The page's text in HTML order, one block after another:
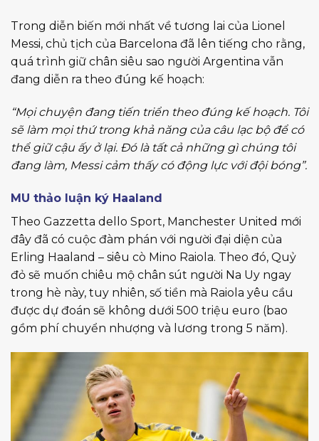
Trong diễn biến mới nhất về tương lai của Lionel
Messi, chủ tịch của Barcelona đã lên tiếng cho rằng,
quá trình giữ chân siêu sao người Argentina vẫn
đang diễn ra theo đúng kế hoạch:
“Mọi chuyện đang tiến triển theo đúng kế hoạch. Tôi
sẽ làm mọi thứ trong khả năng của câu lạc bộ để có
thể giữ cậu ấy ở lại. Đó là tất cả những gì chúng tôi
đang làm, Messi cảm thấy có động lực với đội bóng”.
MU thảo luận ký Haaland
Theo Gazzetta dello Sport, Manchester United mới
đây đã có cuộc đàm phán với người đại diện của
Erling Haaland – siêu cò Mino Raiola. Theo đó, Quỷ
đỏ sẽ muốn chiêu mộ chân sút người Na Uy ngay
trong hè này, tuy nhiên, số tiền mà Raiola yêu cầu
được dự đoán sẽ không dưới 500 triệu euro (bao
gồm phí chuyển nhượng và lương trong 5 năm).